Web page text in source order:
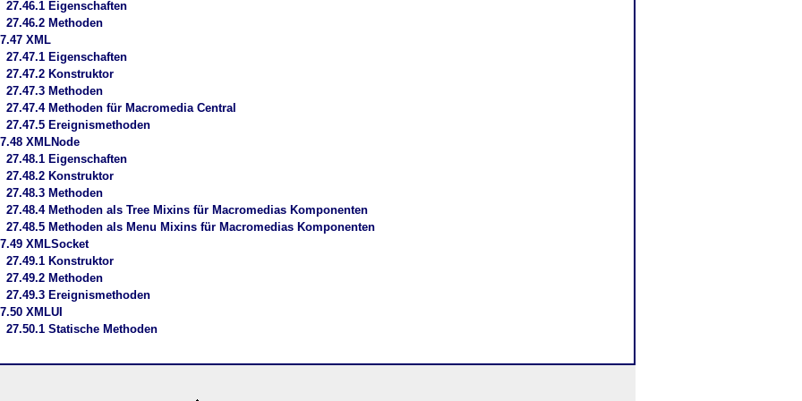
27.46.1 Eigenschaften
27.46.2 Methoden
XML
27.47.1 Eigenschaften
27.47.2 Konstruktor
27.47.3 Methoden
27.47.4 Methoden für Macromedia Central
27.47.5 Ereignismethoden
XMLNode
27.48.1 Eigenschaften
27.48.2 Konstruktor
27.48.3 Methoden
27.48.4 Methoden als Tree Mixins für Macromedias Komponenten
27.48.5 Methoden als Menu Mixins für Macromedias Komponenten
XMLSocket
27.49.1 Konstruktor
27.49.2 Methoden
27.49.3 Ereignismethoden
XMLUI
27.50.1 Statische Methoden